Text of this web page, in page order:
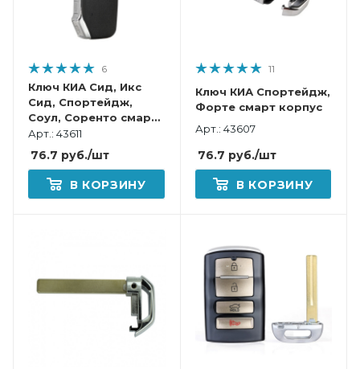
6
Ключ КИА Сид, Икс
Сид, Спортейдж,
Соул, Соренто смарт
корпус
Арт.: 43611
76.7 руб./шт
В КОРЗИНУ
11
Ключ КИА Спортейдж,
Форте смарт корпус
Арт.: 43607
76.7 руб./шт
В КОРЗИНУ